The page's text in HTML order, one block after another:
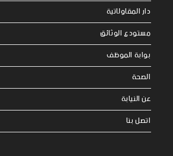
دار المقاولاتية
مستودع الوثائق
بوابة الموظف
الصحة
عن النيابة
اتصل بنا